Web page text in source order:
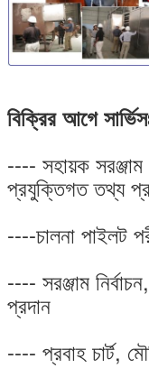
বিক্রির আগে
---- সহায়ক সরঞ্জাম
প্রযুক্তিগত তথ্য
----চালনা পাইলট
---- সরঞ্জাম
প্রদান
---- প্রবাহ চার্ট,